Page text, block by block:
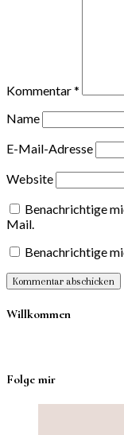
Kommentar*
Name
E-Mail-Adresse
Website
Benachrichtige
Mail.
Benachrichtige
Willkommen
Folge mir